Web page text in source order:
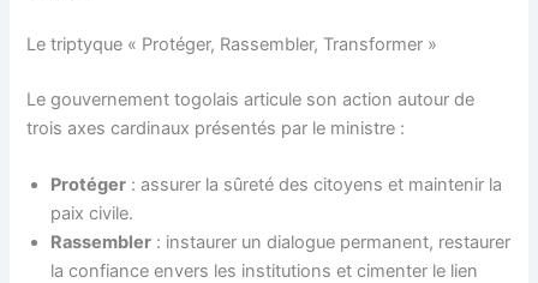
Le triptyque « Protéger, Rassembler, Transformer »
Le gouvernement togolais articule son action autour de
trois axes cardinaux présentés par le ministre :
Protéger : assurer la sûreté des citoyens et maintenir la
paix civile.
Rassembler : instaurer un dialogue permanent, restaurer
la confiance envers les institutions et cimenter le lien